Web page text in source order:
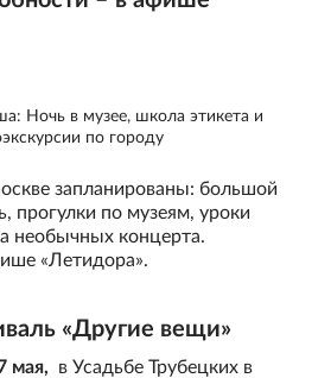
Ночь в музее, школа этикета и
по городу
запланированы: большой
прогулки по музеям, уроки
необычных концерта.
«Летидора».
«Другие вещи»
мая,
в Усадьбе Трубецких в